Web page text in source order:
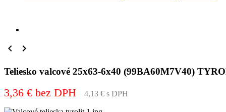
 
Teliesko valcové 25x63-6x40 (99BA60M7V40)
3,36 € bez DPH 4,13 € s DPH